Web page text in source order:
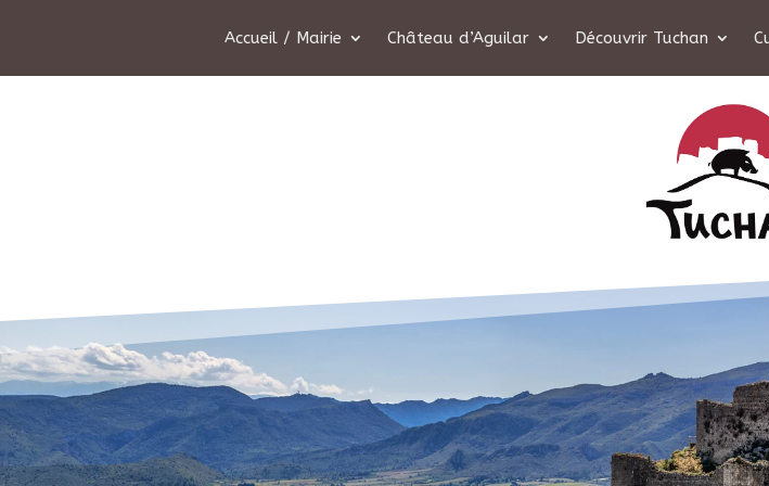
Accueil / Mairie Château d’Aguilar Découvrir Tuchan